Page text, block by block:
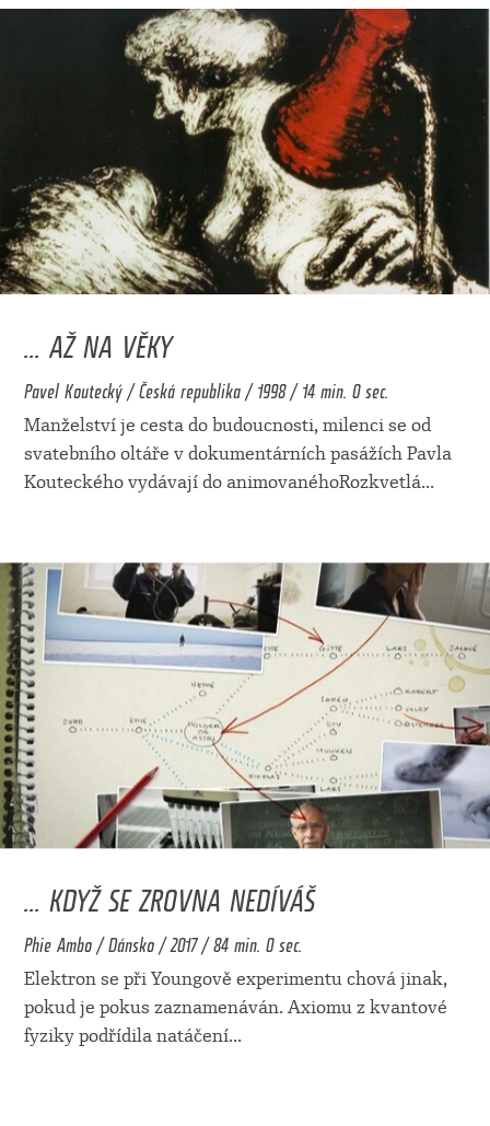
... AŽ NA VĚKY
Pavel Koutecký / Česká republika / 1998 / 14 min. 0 sec.
Manželství je cesta do budoucnosti, milenci se od
svatebního oltáře v dokumentárních pasážích Pavla
Kouteckého vydávají do animovanéhoRozkvetlá...
... KDYŽ SE ZROVNA NEDÍVÁŠ
Phie Ambo / Dánsko / 2017 / 84 min. 0 sec.
Elektron se při Youngově experimentu chová jinak,
pokud je pokus zaznamenáván. Axiomu z kvantové
fyziky podřídila natáčení...